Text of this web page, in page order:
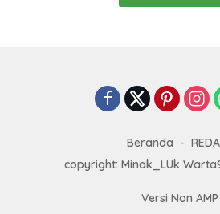
Beranda
copyright: Minak_LUk
Versi Non AMP